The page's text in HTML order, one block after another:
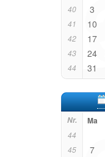
40 3
41 10
42 17
43 24
44 31
Nr. Ma
44
45 7